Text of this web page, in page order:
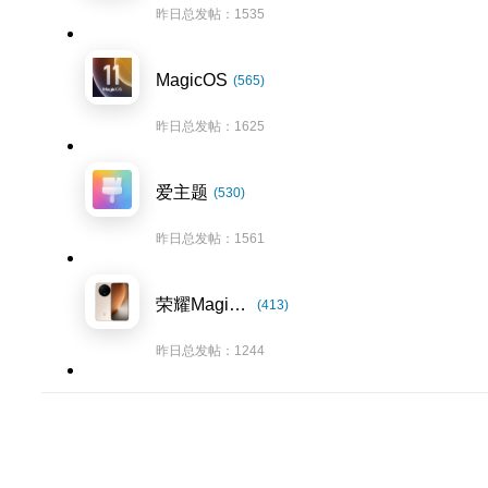
昨日总发帖：1535
MagicOS (565)
昨日总发帖：1625
爱主题 (530)
昨日总发帖：1561
荣耀Magic8系列 (413)
昨日总发帖：1244